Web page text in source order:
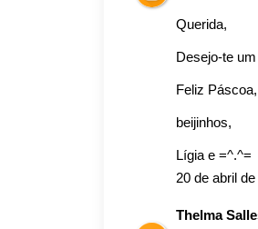
Querida,
Desejo-te
Feliz Páscoa,
beijinhos,
Lígia e =^.^=
20 de abril
Thelma